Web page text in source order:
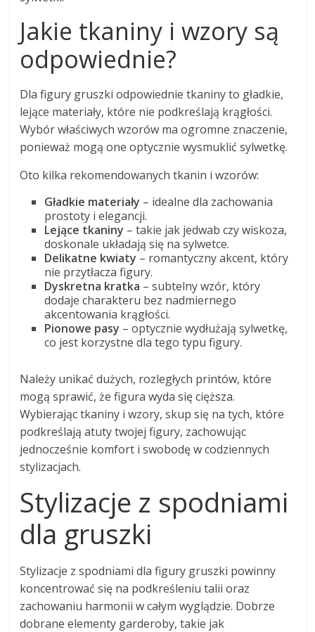
Jakie tkaniny i wzory są
odpowiednie?
Dla figury gruszki odpowiednie tkaniny to gładkie,
lejące materiały, które nie podkreślają krągłości.
Wybór właściwych wzorów ma ogromne znaczenie,
ponieważ mogą one optycznie wysmuklić sylwetkę.
Oto kilka rekomendowanych tkanin i wzorów:
Gładkie materiały – idealne dla zachowania
prostoty i elegancji.
Lejące tkaniny – takie jak jedwab czy wiskoza,
doskonale układają się na sylwetce.
Delikatne kwiaty – romantyczny akcent, który
nie przytłacza figury.
Dyskretna kratka – subtelny wzór, który
dodaje charakteru bez nadmiernego
akcentowania krągłości.
Pionowe pasy – optycznie wydłużają sylwetkę,
co jest korzystne dla tego typu figury.
Należy unikać dużych, rozległych printów, które
mogą sprawić, że figura wyda się cięższa.
Wybierając tkaniny i wzory, skup się na tych, które
podkreślają atuty twojej figury, zachowując
jednocześnie komfort i swobodę w codziennych
stylizacjach.
Stylizacje z spodniami
dla gruszki
Stylizacje z spodniami dla figury gruszki powinny
koncentrować się na podkreśleniu talii oraz
zachowaniu harmonii w całym wyglądzie. Dobrze
dobrane elementy garderoby, takie jak